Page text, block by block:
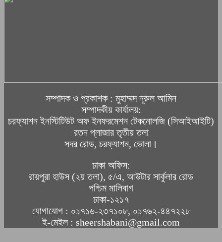
সম্পাদক ও প্রকাশক : মুহাম্মদ নূরুল আমিন
সম্পাদকীয় কার্যালয়:
চরফ্যাশন ইনস্টিটিউট অফ ইনফরমেশন টেকনোলজি (সিআইআইটি)
রতন প্লাজার তৃতীয় তলা
সদর রোড, চরফ্যাশন, ভোলা।
ঢাকা অফিস:
রায়পুরা হাউস (২য় তলা), ৫/এ, আউটার সার্কুলার রোড
পশ্চিম মালিবাগ
ঢাকা-১২১৭
যোগাযোগ : ০১৭১৬-২৩৭১০৮, ০১৭৬২-৪৪৭২২৮
ই-মেইল : sheershabani@gmail.com